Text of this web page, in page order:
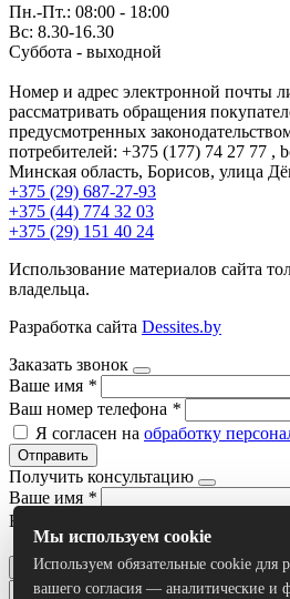
Пн.-Пт.: 08:00 - 18:00
Вс: 8.30-16.30
Суббота - выходной
Номер и адрес электронной почты
рассматривать обращения
предусмотренных
потребителей: +375 (177) 74 27 77 ,
Минская область, Борисов, улица
+375 (29) 687-27-93
+375 (44) 774 32 03
+375 (29) 151 40 24
Использование материалов сайта
владельца.
Разработка сайта Dessites.by
Заказать звонок
Ваше имя *
Ваш номер телефона *
Я согласен на обработку
Отправить
Получить консультацию
Ваше имя *
Ваш номер телефона
Я согласен наобработку
Отправить
Мы используем cookie
Используем обязательные cookie для
вашего согласия — аналитические и